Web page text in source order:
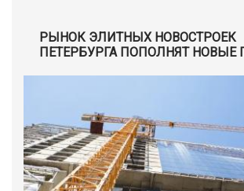
РЫНОК ЭЛИТНЫХ НОВОСТРОЕК
ПЕТЕРБУРГА ПОПОЛНЯТ НОВЫЕ